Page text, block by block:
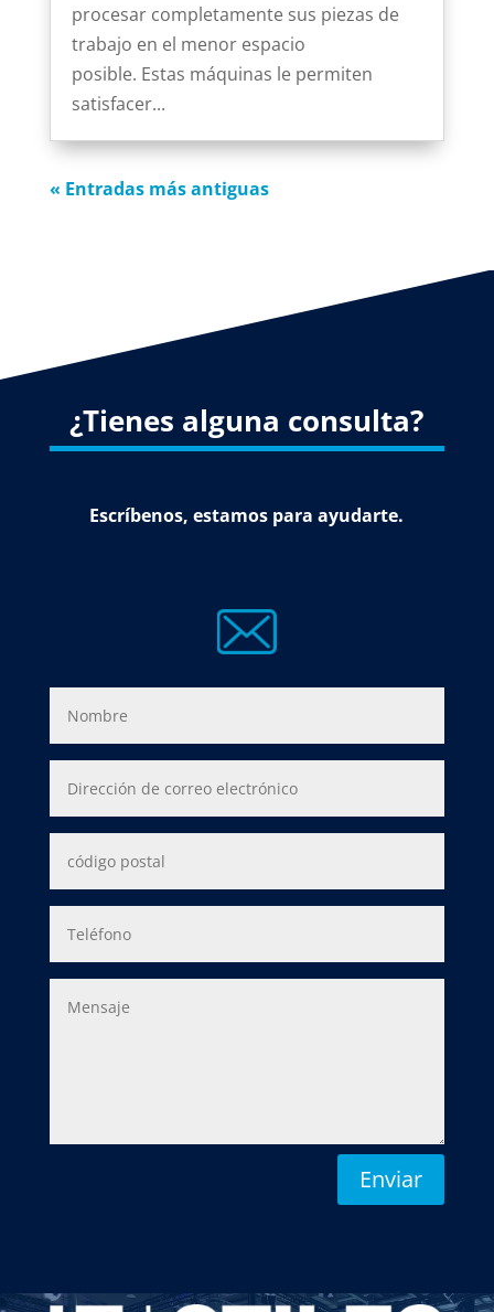
procesar completamente sus piezas de
trabajo en el menor espacio
posible. Estas máquinas le permiten
satisfacer...
« Entradas más antiguas
¿Tienes alguna consulta?
Escríbenos, estamos para ayudarte.
Enviar